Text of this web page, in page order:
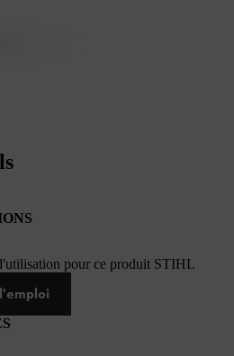
pour ce produit STIHL